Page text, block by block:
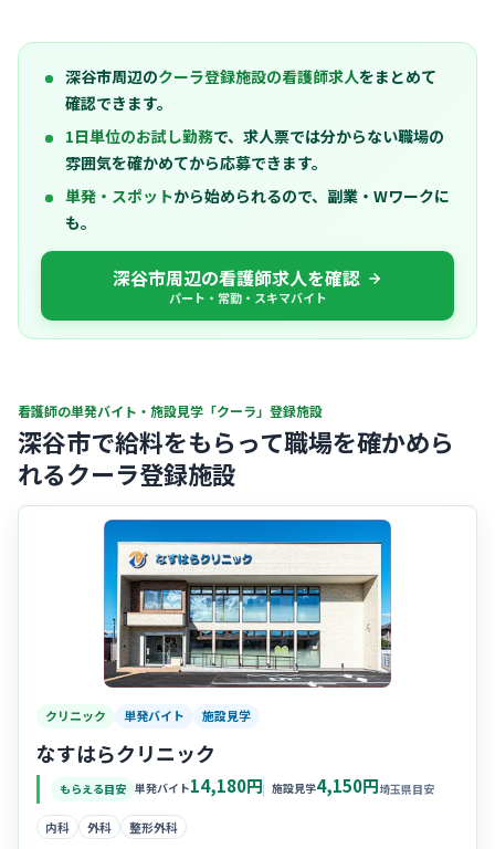
深谷市周辺のクーラ登録施設の看護師求人をまとめて
確認できます。
1日単位のお試し勤務で、求人票では分からない職場の
雰囲気を確かめてから応募できます。
単発・スポットから始められるので、副業・Wワークに
も。
深谷市周辺の看護師求人を確認
パート・常勤・スキマバイト
看護師の単発バイト・施設見学「クーラ」登録施設
深谷市で給料をもらって職場を確かめら
れるクーラ登録施設
クリニック 単発バイト 施設見学
なすはらクリニック
もらえる目安 単発バイト14,180円 施設見学4,150円埼玉県目安
内科 外科 整形外科